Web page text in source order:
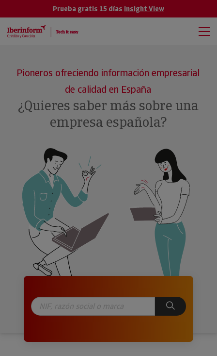
Prueba gratis 15 días Insight View
Pioneros ofreciendo información empresarial
de calidad en España
¿Quieres saber más sobre una
empresa española?